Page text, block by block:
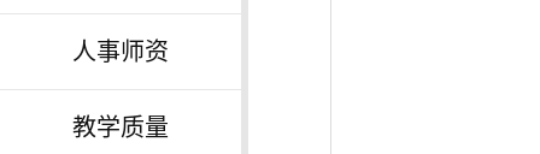
人事师资
教学质量